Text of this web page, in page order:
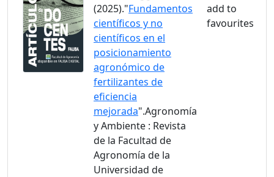
(2025)."Fundamentos
científicos y no
científicos en el
posicionamiento
agronómico de
fertilizantes de
eficiencia
mejorada".Agronomía
y Ambiente : Revista
de la Facultad de
Agronomía de la
Universidad de